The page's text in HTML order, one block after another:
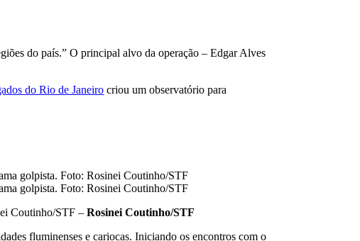
do país.” O principal alvo da operação – Edgar Alves
do Rio de Janeiro criou um observatório para
Coutinho/STF –Rosinei Coutinho/STF
fluminenses e cariocas. Iniciando os encontros com o